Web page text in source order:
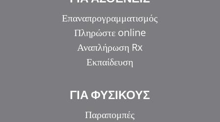
Επαναπρογραμματισμός
Πληρώστε online
Αναπλήρωση Rx
Εκπαίδευση
ΓΙΑ ΦΥΣΙΚΟΥΣ
Παραπομπές